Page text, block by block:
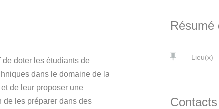
doter les étudiants de
dans le domaine de la
de leur proposer une
de les préparer dans des
Résumé
Lieu(x)
Contacts